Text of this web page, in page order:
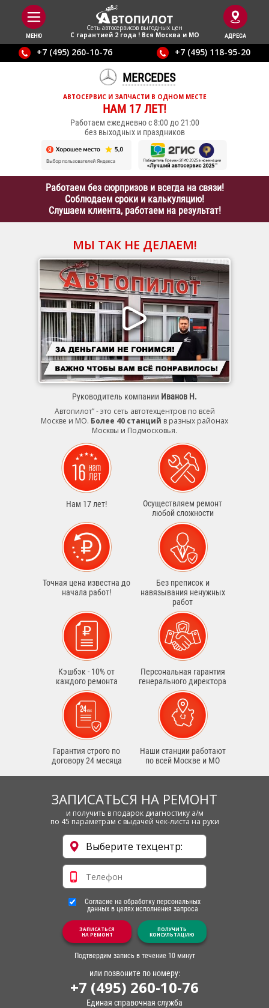
МЕНЮ
Сеть автосервисов выгодныx цен
С гарантией 2 года ! Вся Москва и МО
АДРЕСА
+7 (495) 260-10-76 +7 (495) 118-95-20
MERCEDES
АВТОСЕРВИС И ЗАПЧАСТИ В ОДНОМ МЕСТЕ
НАМ 17 ЛЕТ!
Работаем ежедневно с 8:00 до 21:00
без выходных и праздников
Работаем без сюрпризов и всегда на связи!
Соблюдаем сроки и калькуляцию!
Слушаем клиента, работаем на результат!
МЫ ТАК НЕ ДЕЛАЕМ!
Руководитель компании Иванов Н.
Автопилот” - это сеть автотехцентров по всей
Москве и МО. Более 40 станций в разных районах
Москвы и Подмосковья.
Нам 17 лет!
Осуществляем ремонт
любой сложности
Точная цена известна до
начала работ!
Без преписок и
навязывания ненужных
работ
Кэшбэк - 10% от
каждого ремонта
Персональная гарантия
генерального директора
Гарантия строго по
договору 24 месяца
Наши станции работают
по всей Москве и МО
ЗАПИСАТЬСЯ НА РЕМОНТ
и получить в подарок диагностику а/м
по 45 параметрам с выдачей чек-листа на руки
Согласие на обработку персональных
данных в целях исполнения запроса
ЗАПИСАТЬСЯ
НА РЕМОНТ
ПОЛУЧИТЬ
КОНСУЛЬТАЦИЮ
Подтвердим запись в течение 10 минут
или позвоните по номеру:
+7 (495) 260-10-76
Единая справочная служба